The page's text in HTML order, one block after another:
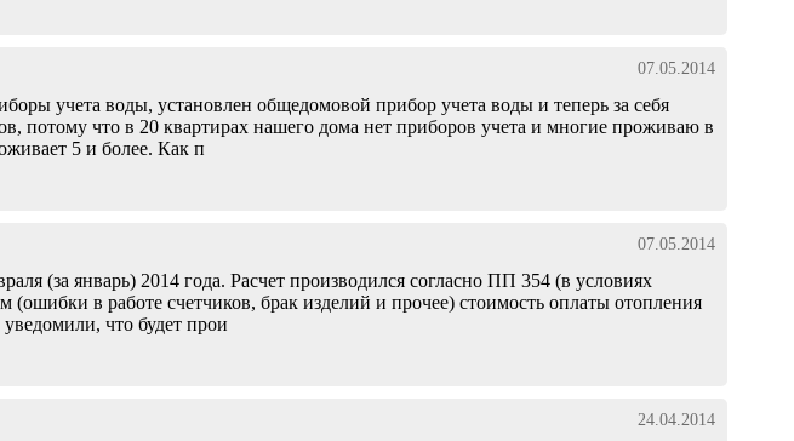
07.05.2014
учета воды, установлен общедомовой прибор учета воды и теперь за себя
потому что в 20 квартирах нашего дома нет приборов учета и многие проживаю в
5 и более. Как п
07.05.2014
(за январь) 2014 года. Расчет производился согласно ПП 354 (в условиях
в работе счетчиков, брак изделий и прочее) стоимость оплаты отопления
что будет прои
24.04.2014